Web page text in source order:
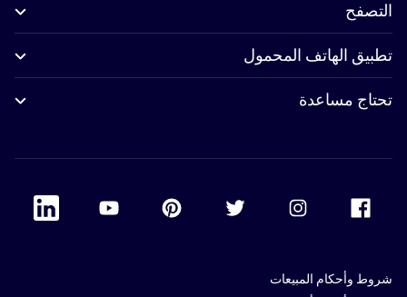
التصفح
تطبيق الهاتف المحمول
تحتاج مساعدة
Accor Facebook
Accor Twitter
Accor Pinterest
Accor Youtube
Linkedin
شروط وأحكام المبيعات